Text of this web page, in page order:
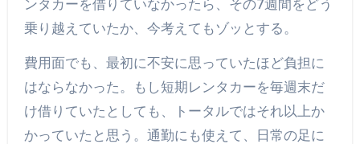
ンタカーを借りていなかったら、その7週間をどう
乗り越えていたか、今考えてもゾッとする。
費用面でも、最初に不安に思っていたほど負担に
はならなかった。もし短期レンタカーを毎週末だ
け借りていたとしても、トータルではそれ以上か
かっていたと思う。通勤にも使えて、日常の足に